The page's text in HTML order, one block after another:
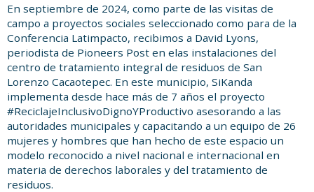
En septiembre de 2024, como parte de las visitas de
campo a proyectos sociales seleccionado como para de la
Conferencia Latimpacto, recibimos a David Lyons,
periodista de Pioneers Post en elas instalaciones del
centro de tratamiento integral de residuos de San
Lorenzo Cacaotepec. En este municipio, SiKanda
implementa desde hace más de 7 años el proyecto
#ReciclajeInclusivoDignoYProductivo asesorando a las
autoridades municipales y capacitando a un equipo de 26
mujeres y hombres que han hecho de este espacio un
modelo reconocido a nivel nacional e internacional en
materia de derechos laborales y del tratamiento de
residuos.